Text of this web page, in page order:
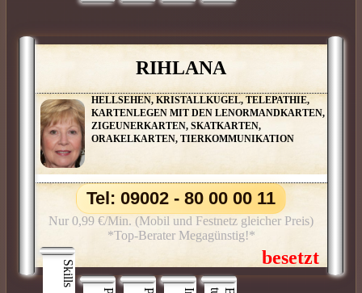
RIHLANA
HELLSEHEN, KRISTALLKUGEL, TELEPATHIE,
KARTENLEGEN MIT DEN LENORMANDKARTEN,
ZIGEUNERKARTEN, SKATKARTEN,
ORAKELKARTEN, TIERKOMMUNIKATION
Skills
Tel: 09002 - 80 00 00 11
Nur 0,99 €/Min. (Mobil und Festnetz gleicher Preis)
*Top-Berater Megagünstig!*